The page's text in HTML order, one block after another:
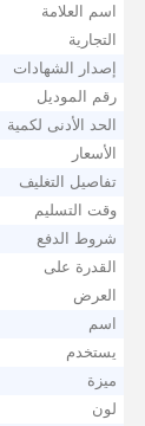
اسم العلامة
التجارية
إصدار الشهادات
رقم الموديل
الحد الأدنى لكمية
الأسعار
تفاصيل التغليف
وقت التسليم
شروط الدفع
القدرة على
العرض
اسم
يستخدم
ميزة
لون